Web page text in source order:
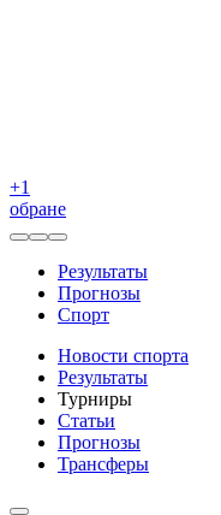
+1
обране
Результаты
Прогнозы
Спорт
Новости спорта
Результаты
Турниры
Статьи
Прогнозы
Трансферы